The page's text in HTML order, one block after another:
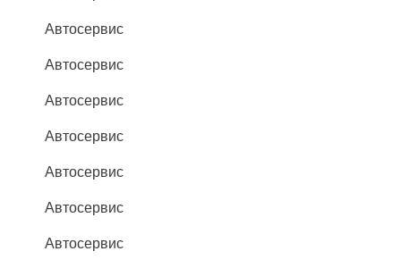
Автосервис
Автосервис
Автосервис
Автосервис
Автосервис
Автосервис
Автосервис